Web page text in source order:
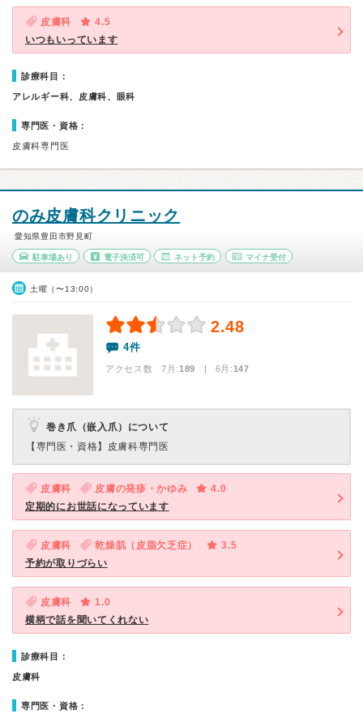
皮膚科
4.5
いつもいっています
診療科目：
アレルギー科、皮膚科、眼科
専門医・資格：
皮膚科専門医
のみ皮膚科クリニック
愛知県豊田市野見町
駐車場あり 電子決済可 ネット予約 マイナ受付
土曜（〜13:00）
2.48
4件
アクセス数 7月:189 | 6月:147
巻き爪（嵌入爪）について
【専門医・資格】 皮膚科専門医
皮膚科 皮膚の発疹・かゆみ
4.0
定期的にお世話になっています
皮膚科 乾燥肌（皮脂欠乏症）
3.5
予約が取りづらい
皮膚科
1.0
横柄で話を聞いてくれない
診療科目：
皮膚科
専門医・資格：